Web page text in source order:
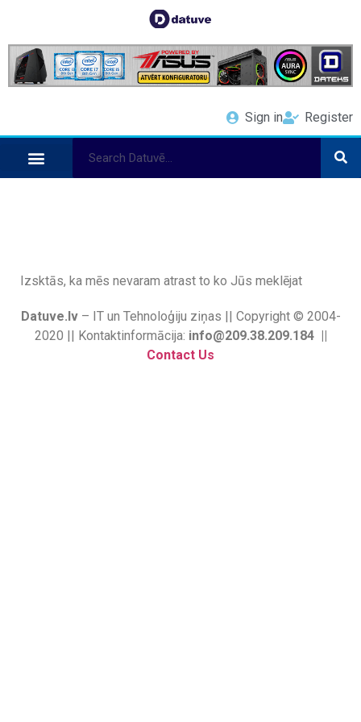
Sign in Register
Izsktās, ka mēs nevaram atrast to ko Jūs meklējat
Datuve.lv– IT un Tehnoloģiju ziņas || Copyright © 2004-
2020 || Kontaktinformācija: info@209.38.209.184 ||
Contact Us